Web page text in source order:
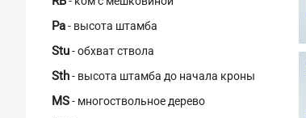
Pa- высота штамба
Stu- обхват ствола
Sth- высота штамба до начала кроны
MS- многоствольное дерево